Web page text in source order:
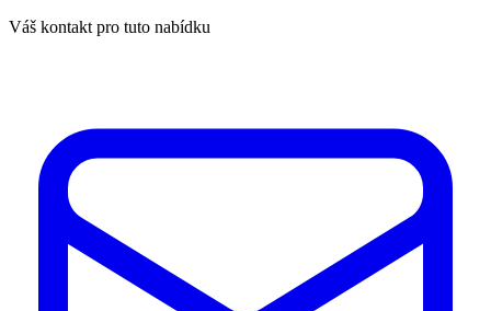
Váš kontakt pro tuto nabídku